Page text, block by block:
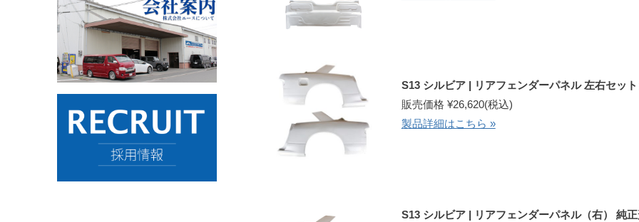
S13 シルビア | リアフェンダーパネル 左右セッ
販売価格 ¥26,620(税込)
製品詳細はこちら »
S13 シルビア | リアフェンダーパネル（右） 純